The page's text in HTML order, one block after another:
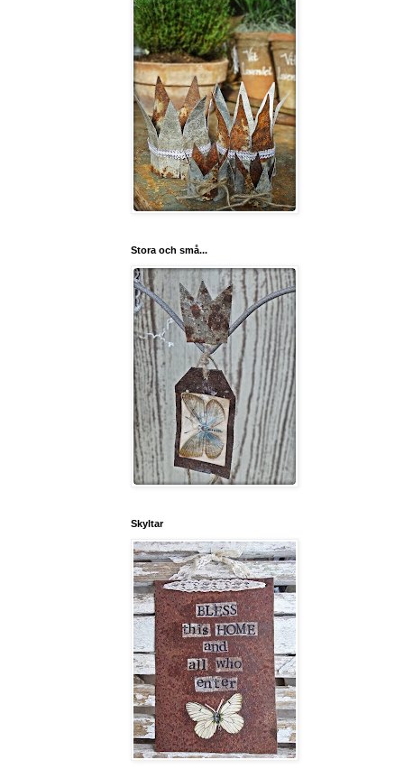
Stora och små...
Skyltar